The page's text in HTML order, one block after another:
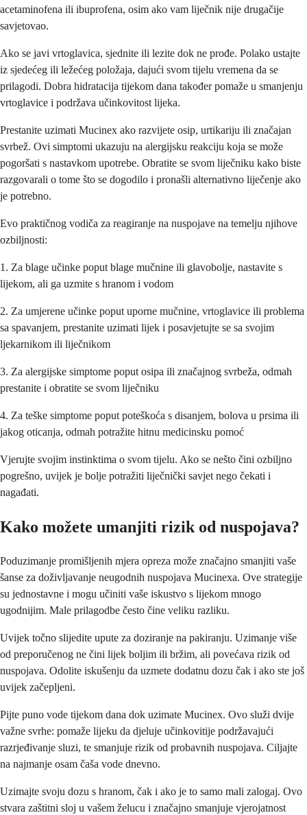
acetaminofena ili ibuprofena, osim ako vam liječnik nije drugačije
savjetovao.
Ako se javi vrtoglavica, sjednite ili lezite dok ne prođe. Polako ustajte
iz sjedećeg ili ležećeg položaja, dajući svom tijelu vremena da se
prilagodi. Dobra hidratacija tijekom dana također pomaže u smanjenju
vrtoglavice i podržava učinkovitost lijeka.
Prestanite uzimati Mucinex ako razvijete osip, urtikariju ili značajan
svrbež. Ovi simptomi ukazuju na alergijsku reakciju koja se može
pogoršati s nastavkom upotrebe. Obratite se svom liječniku kako biste
razgovarali o tome što se dogodilo i pronašli alternativno liječenje ako
je potrebno.
Evo praktičnog vodiča za reagiranje na nuspojave na temelju njihove
ozbiljnosti:
1. Za blage učinke poput blage mučnine ili glavobolje, nastavite s
lijekom, ali ga uzmite s hranom i vodom
2. Za umjerene učinke poput uporne mučnine, vrtoglavice ili problema
sa spavanjem, prestanite uzimati lijek i posavjetujte se sa svojim
ljekarnikom ili liječnikom
3. Za alergijske simptome poput osipa ili značajnog svrbeža, odmah
prestanite i obratite se svom liječniku
4. Za teške simptome poput poteškoća s disanjem, bolova u prsima ili
jakog oticanja, odmah potražite hitnu medicinsku pomoć
Vjerujte svojim instinktima o svom tijelu. Ako se nešto čini ozbiljno
pogrešno, uvijek je bolje potražiti liječnički savjet nego čekati i
nagađati.
Kako možete umanjiti rizik od nuspojava?
Poduzimanje promišljenih mjera opreza može značajno smanjiti vaše
šanse za doživljavanje neugodnih nuspojava Mucinexa. Ove strategije
su jednostavne i mogu učiniti vaše iskustvo s lijekom mnogo
ugodnijim. Male prilagodbe često čine veliku razliku.
Uvijek točno slijedite upute za doziranje na pakiranju. Uzimanje više
od preporučenog ne čini lijek boljim ili bržim, ali povećava rizik od
nuspojava. Odolite iskušenju da uzmete dodatnu dozu čak i ako ste još
uvijek začepljeni.
Pijte puno vode tijekom dana dok uzimate Mucinex. Ovo služi dvije
važne svrhe: pomaže lijeku da djeluje učinkovitije podržavajući
razrjeđivanje sluzi, te smanjuje rizik od probavnih nuspojava. Ciljajte
na najmanje osam čaša vode dnevno.
Uzimajte svoju dozu s hranom, čak i ako je to samo mali zalogaj. Ovo
stvara zaštitni sloj u vašem želucu i značajno smanjuje vjerojatnost